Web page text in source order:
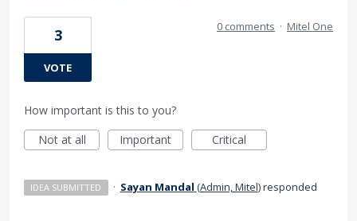
3
VOTE
0 comments · Mitel One
How important is this to you?
Not at all
Important Critical
IDEA SUBMITTED · Sayan Mandal (Admin, Mitel)responded